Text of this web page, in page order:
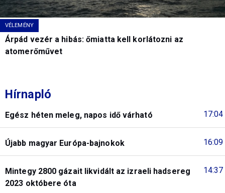
VÉLEMÉNY
Árpád vezér a hibás: őmiatta kell korlátozni az
atomerőművet
Hírnapló
17:04
Egész héten meleg, napos idő várható
16:09
Újabb magyar Európa-bajnokok
14:37
Mintegy 2800 gázait likvidált az izraeli hadsereg
2023 októbere óta